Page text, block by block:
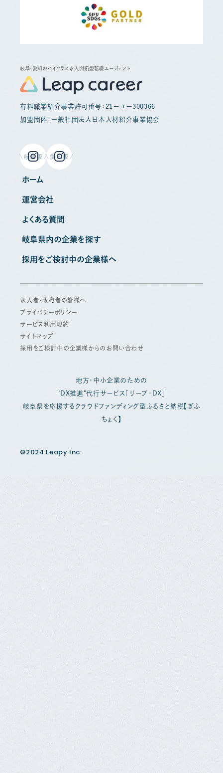
岐阜・愛知のハイクラス求人開拓型転職エージェント
有料職業紹介事業許可番号：21ーユー300366
加盟団体：一般社団法人日本人材紹介事業協会
岐阜版 愛知版
ホーム
運営会社
よくある質問
岐阜県内の企業を探す
採用をご検討中の企業様へ
求人者・求職者の皆様へ
プライバシーポリシー
サービス利用規約
サイトマップ
採用をご検討中の企業様からのお問い合わせ
地方・中小企業のための
"DX推進"代行サービス「リープ・DX」
岐阜県を応援するクラウドファンディング型ふるさと納税【ぎふ
ちょく】
©2024 Leapy Inc.